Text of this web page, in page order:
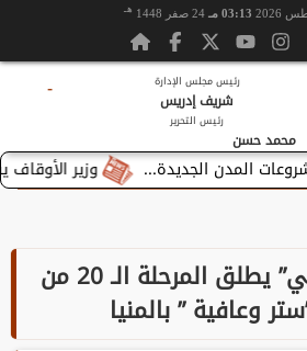
03:13 مـ 24 صفر 1448 هـ
رئيس مجلس الإدارة
شريف إدريس
رئيس التحرير
محمد حسن
-
وزير الأوقاف يستقبل
”التحالف الوطني” يطلق المرحلة الـ 20 من
وعافية ” بالمنيا